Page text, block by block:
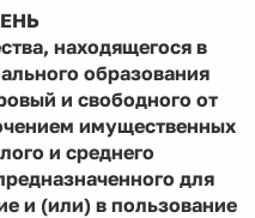
находящегося в
образования
и свободного от
имущественных
и среднего
для
и (или) в пользование